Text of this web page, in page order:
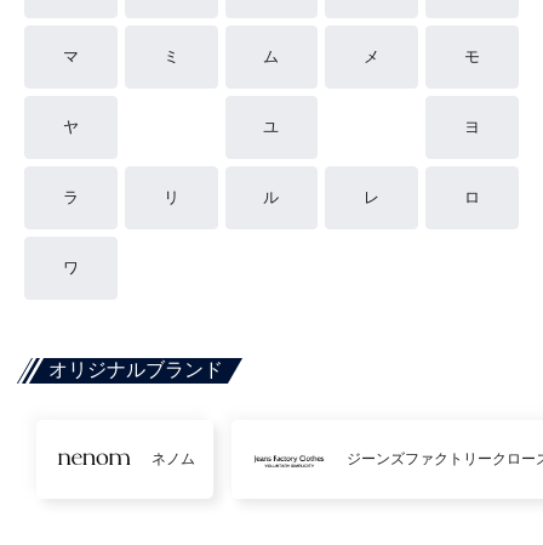
マ ミ ム メ モ
ヤ ユ ヨ
ラ リ ル レ ロ
ワ
オリジナルブランド
ネノム ジーンズファクトリークロー